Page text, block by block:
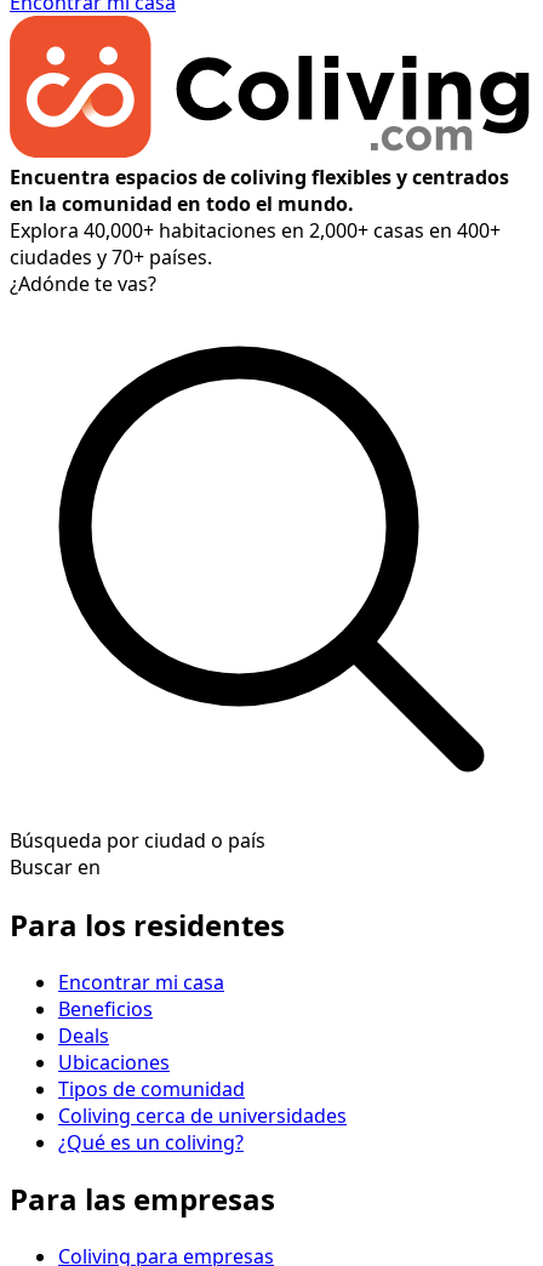
Encuentra espacios de coliving flexibles y centrados
en la comunidad en todo el mundo.
Explora 40,000+ habitaciones en 2,000+ casas en 400+
ciudades y 70+ países.
¿Adónde te vas?
Búsqueda por ciudad o país
Buscar en
Para los residentes
Encontrar mi casa
Beneficios
Deals
Ubicaciones
Tipos de comunidad
Coliving cerca de universidades
¿Qué es un coliving?
Para las empresas
Coliving para empresas